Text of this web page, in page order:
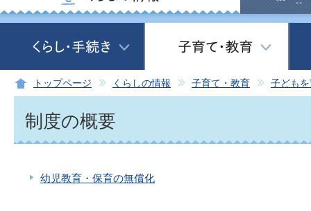
トップページ くらしの情報 子育て・教育 子ども
制度の概要
幼児教育・保育の無償化